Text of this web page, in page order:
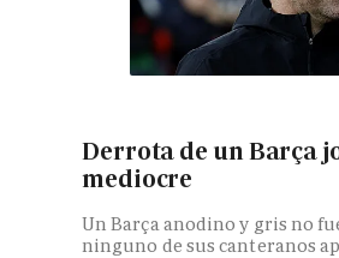
Derrota de un Barça
mediocre
Un Barça anodino y gris no
ninguno de sus canteranos